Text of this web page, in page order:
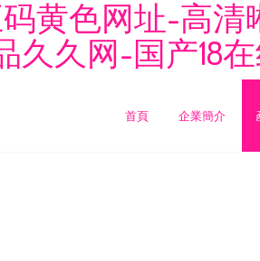
黄色网址-高
久网-国产18
首頁 企業簡介